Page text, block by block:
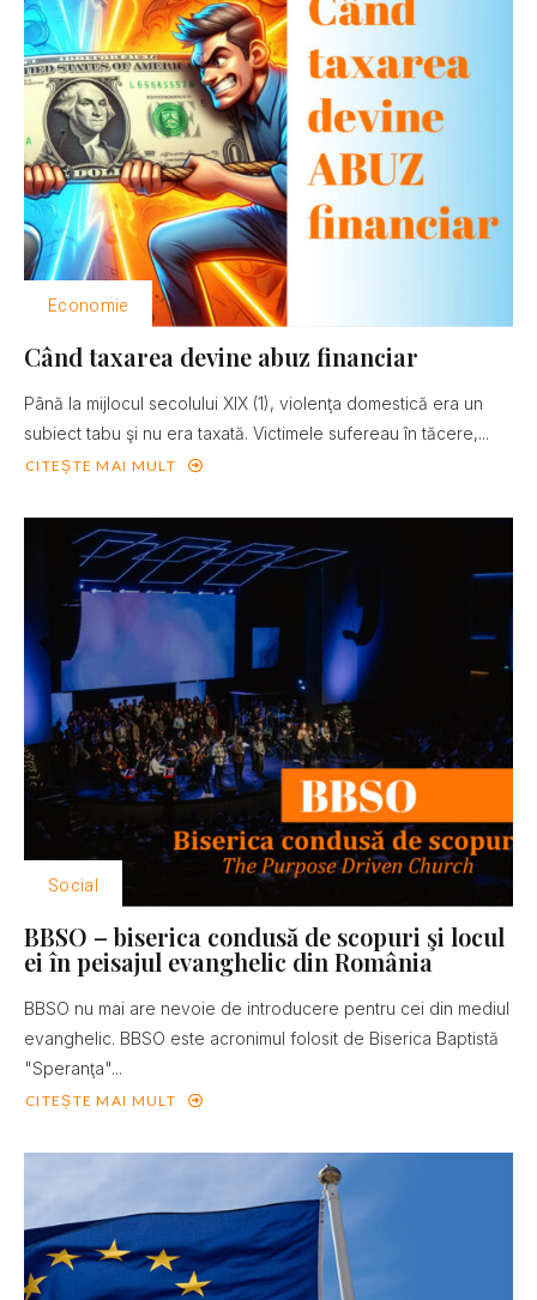
Economie
Când taxarea devine abuz financiar
Până la mijlocul secolului XIX (1), violenţa domestică era un
subiect tabu şi nu era taxată. Victimele sufereau în tăcere,...
CITEȘTE MAI MULT
Social
BBSO – biserica condusă de scopuri şi locul
ei în peisajul evanghelic din România
BBSO nu mai are nevoie de introducere pentru cei din mediul
evanghelic. BBSO este acronimul folosit de Biserica Baptistă
"Speranţa"...
CITEȘTE MAI MULT